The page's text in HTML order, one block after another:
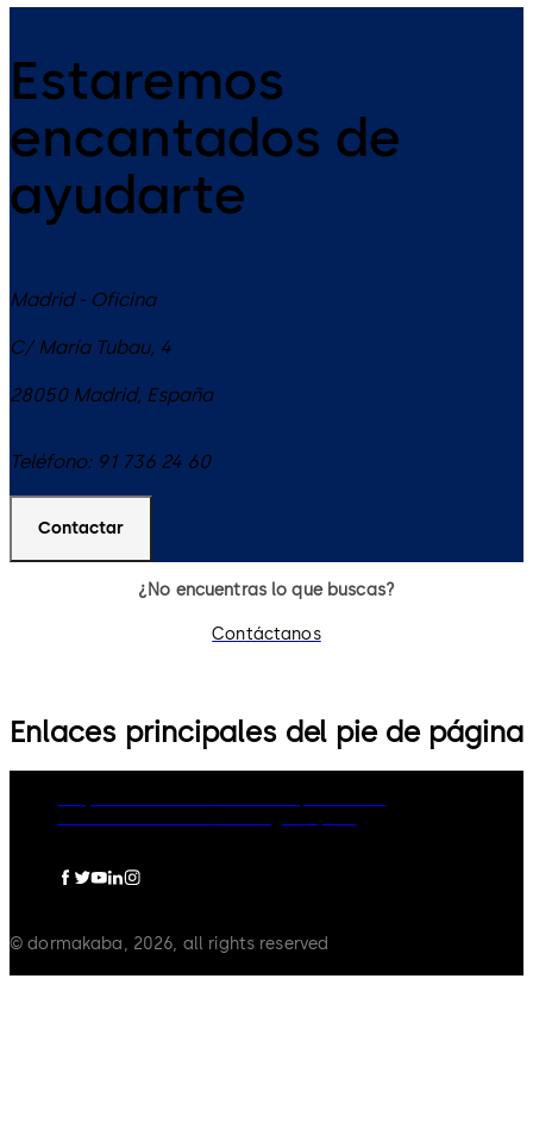
Estaremos
encantados de
ayudarte
Madrid - Oficina
C/ María Tubau, 4
28050 Madrid, España
Teléfono: 91 736 24 60
Contactar
¿No encuentras lo que buscas?
Contáctanos
Enlaces principales del pie de página
© dormakaba, 2026, all rights reserved